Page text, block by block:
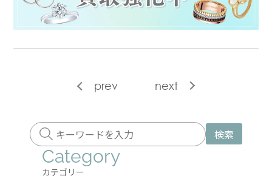
prev next
検索
Category
カテゴリー